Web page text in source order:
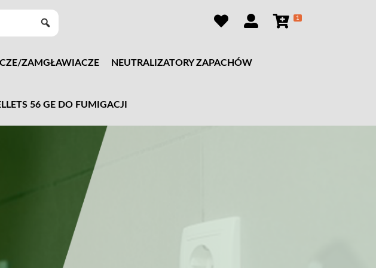
1
ZAMGŁAWIACZE NEUTRALIZATORY ZAPACHÓW
56 GE DO FUMIGACJI